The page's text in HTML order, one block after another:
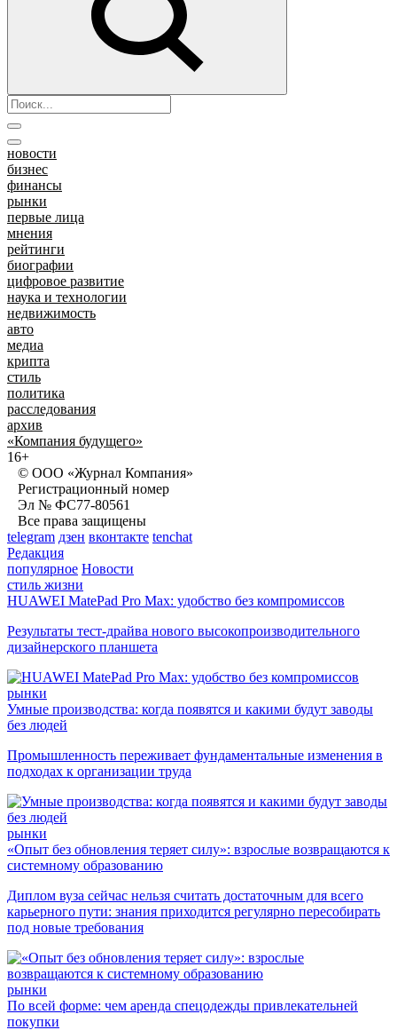
новости
бизнес
финансы
рынки
первые лица
мнения
рейтинги
биографии
цифровое развитие
наука и технологии
недвижимость
авто
медиа
крипта
стиль
политика
расследования
архив
«Компания будущего»
16+
© ООО «Журнал Компания»
Регистрационный номер
Эл № ФС77-80561
Все права защищены
telegram дзен вконтакте tenchat
Редакция
популярное Новости
стиль жизни
HUAWEI MatePad Pro Max: удобство без компромиссов
Результаты тест-драйва нового высокопроизводительного
дизайнерского планшета
рынки
Умные производства: когда появятся и какими будут заводы
без людей
Промышленность переживает фундаментальные изменения в
подходах к организации труда
рынки
«Опыт без обновления теряет силу»: взрослые возвращаются к
системному образованию
Диплом вуза сейчас нельзя считать достаточным для всего
карьерного пути: знания приходится регулярно пересобирать
под новые требования
рынки
По всей форме: чем аренда спецодежды привлекательней
покупки